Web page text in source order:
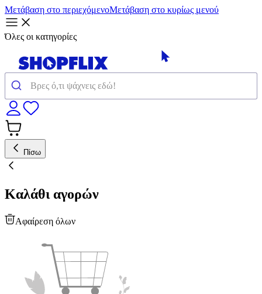
Μετάβαση στο περιεχόμενοΜετάβαση στο κυρίως μενού
Όλες οι κατηγορίες
Πίσω
Καλάθι αγορών
Αφαίρεση όλων